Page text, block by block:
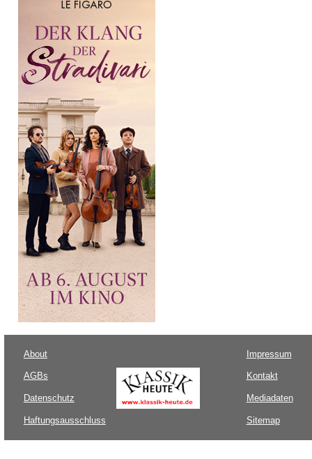
About
AGBs
Datenschutz
Haftungsausschluss
Impressum
Kontakt
Mediadaten
Sitemap